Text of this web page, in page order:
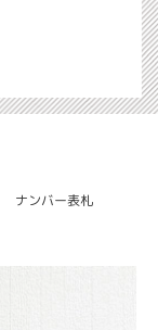
ナンバー表札